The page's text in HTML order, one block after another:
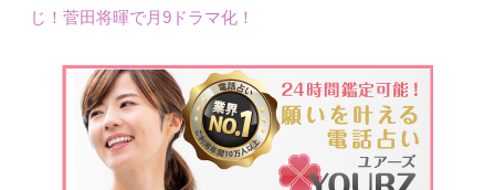
じ！菅田将暉で月9ドラマ化！